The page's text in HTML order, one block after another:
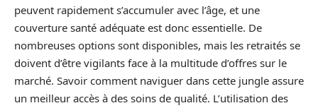
peuvent rapidement s’accumuler avec l’âge, et une
couverture santé adéquate est donc essentielle. De
nombreuses options sont disponibles, mais les retraités se
doivent d’être vigilants face à la multitude d’offres sur le
marché. Savoir comment naviguer dans cette jungle assure
un meilleur accès à des soins de qualité. L’utilisation des